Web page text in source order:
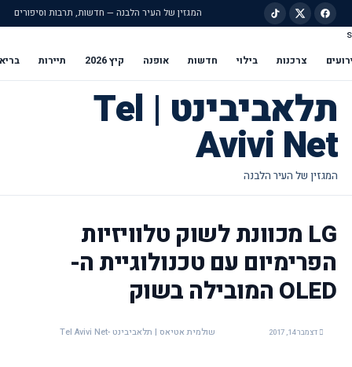
המגזין של העיר הלבנה — חדשות, תרבות וסיפורים
s
צרכנות בילוי חדשות אופנה קיץ 2026 תיירות
תלאביבינט | Tel
Avivi Net
LG מכוונת לשוק טלוויזיות
הפרימיום עם טכנולוגיית ה-
OLED המובילה בשוק
דצמבר 14, 2017 שולמית אטיאס | תלאביבינט -Tel Avivi Net